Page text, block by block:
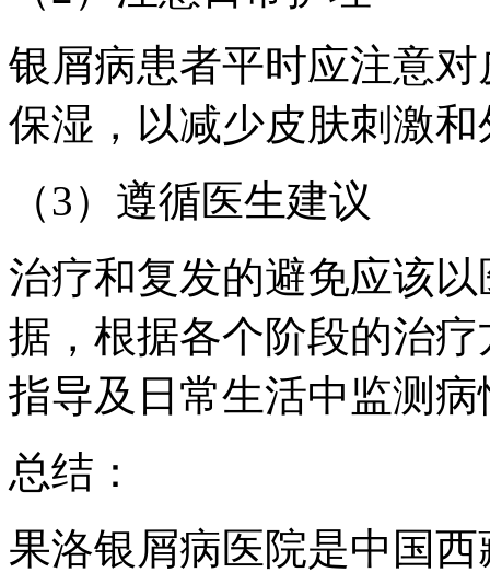
银屑病患者平时应注意
保湿，以减少皮肤刺激
（3）遵循医生建议
治疗和复发的避免应该
据，根据各个阶段的治
指导及日常生活中监测病
总结：
果洛银屑病医院是中国